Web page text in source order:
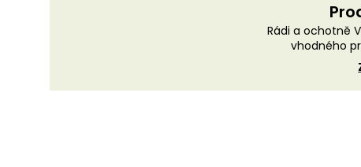
Rádi a ochotně
vhodného